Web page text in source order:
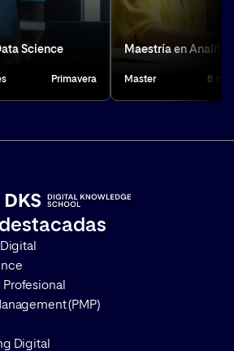
la infraestructura para
en la preparación y gestión de
Science
Primavera
Maestría en
Master 8
Profesional
(PMP)
Digital